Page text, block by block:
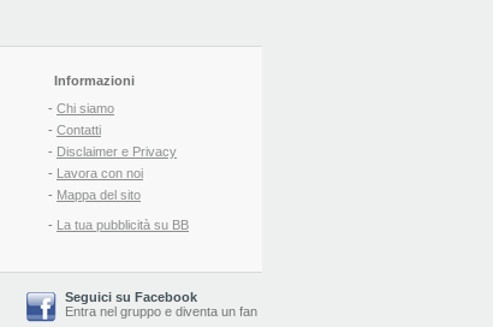
Informazioni
- Chi siamo
- Contatti
- Disclaimer e Privacy
- Lavora con noi
- Mappa del sito
- La tua pubblicità su BB
Seguici su Facebook
Entra nel gruppo e diventa un fan